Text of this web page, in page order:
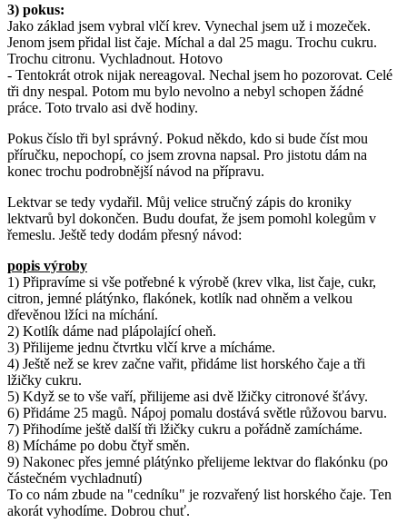
3) pokus:
Jako základ jsem vybral vlčí krev. Vynechal jsem už i mozeček.
Jenom jsem přidal list čaje. Míchal a dal 25 magu. Trochu cukru.
Trochu citronu. Vychladnout. Hotovo
- Tentokrát otrok nijak nereagoval. Nechal jsem ho pozorovat. Celé
tři dny nespal. Potom mu bylo nevolno a nebyl schopen žádné
práce. Toto trvalo asi dvě hodiny.
Pokus číslo tři byl správný. Pokud někdo, kdo si bude číst mou
příručku, nepochopí, co jsem zrovna napsal. Pro jistotu dám na
konec trochu podrobnější návod na přípravu.
Lektvar se tedy vydařil. Můj velice stručný zápis do kroniky
lektvarů byl dokončen. Budu doufat, že jsem pomohl kolegům v
řemeslu. Ještě tedy dodám přesný návod:
popis výroby
1) Připravíme si vše potřebné k výrobě (krev vlka, list čaje, cukr,
citron, jemné plátýnko, flakónek, kotlík nad ohněm a velkou
dřevěnou lžíci na míchání.
2) Kotlík dáme nad plápolající oheň.
3) Přilijeme jednu čtvrtku vlčí krve a mícháme.
4) Ještě než se krev začne vařit, přidáme list horského čaje a tři
lžičky cukru.
5) Když se to vše vaří, přilijeme asi dvě lžičky citronové šťávy.
6) Přidáme 25 magů. Nápoj pomalu dostává světle růžovou barvu.
7) Přihodíme ještě další tři lžičky cukru a pořádně zamícháme.
8) Mícháme po dobu čtyř směn.
9) Nakonec přes jemné plátýnko přelijeme lektvar do flakónku (po
částečném vychladnutí)
To co nám zbude na "cedníku" je rozvařený list horského čaje. Ten
akorát vyhodíme. Dobrou chuť.